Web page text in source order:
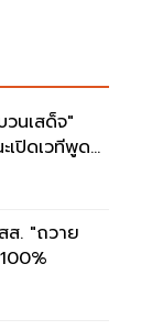
นเสด็จ"
เปิดเวทีพูด
. "ถวาย